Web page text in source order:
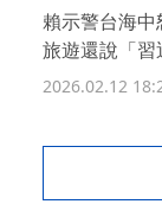
賴示警台海
旅遊還說「
2026.02.12